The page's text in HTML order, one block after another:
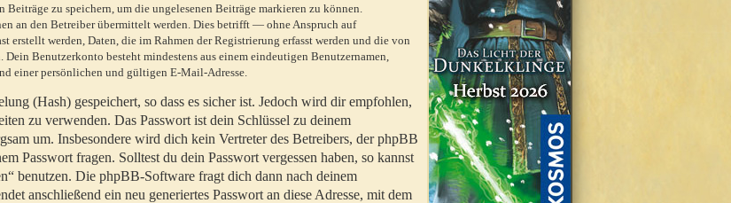
zu speichern, um die ungelesenen Beiträge markieren zu können.
an den Betreiber übermittelt werden. Dies betrifft — ohne Anspruch auf
werden, Daten, die im Rahmen der Registrierung erfasst werden und die von
Benutzerkonto besteht mindestens aus einem eindeutigen Benutzernamen,
einer persönlichen und gültigen E-Mail-Adresse.
(Hash) gespeichert, so dass es sicher ist. Jedoch wird dir empfohlen,
zu verwenden. Das Passwort ist dein Schlüssel zu deinem
um. Insbesondere wird dich kein Vertreter des Betreibers, der phpBB
Passwort fragen. Solltest du dein Passwort vergessen haben, so kannst
benutzen. Die phpBB-Software fragt dich dann nach deinem
anschließend ein neu generiertes Passwort an diese Adresse, mit dem